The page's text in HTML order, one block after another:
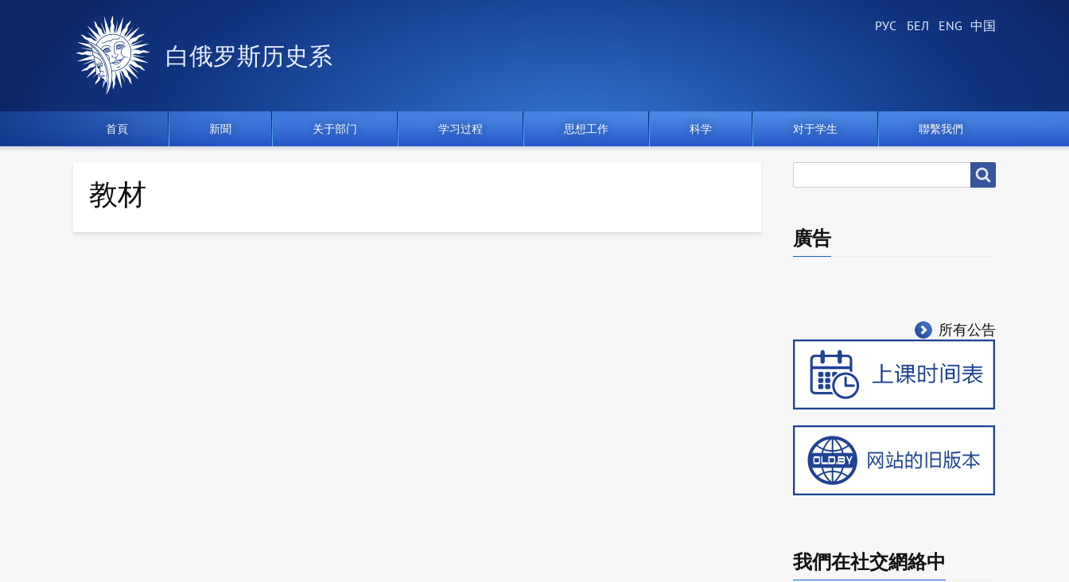
白俄罗斯历史系
首頁 新聞 关于部门 学习过程 思想工作 科学 对于学生 聯繫我們
教材
尋
廣告
所有公告
我們在社交網絡中